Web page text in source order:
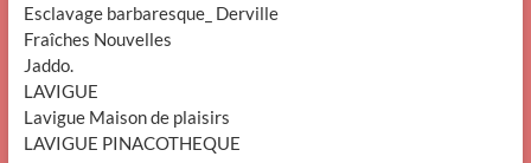
Esclavage barbaresque_ Derville
Fraîches Nouvelles
Jaddo.
LAVIGUE
Lavigue Maison de plaisirs
LAVIGUE PINACOTHEQUE